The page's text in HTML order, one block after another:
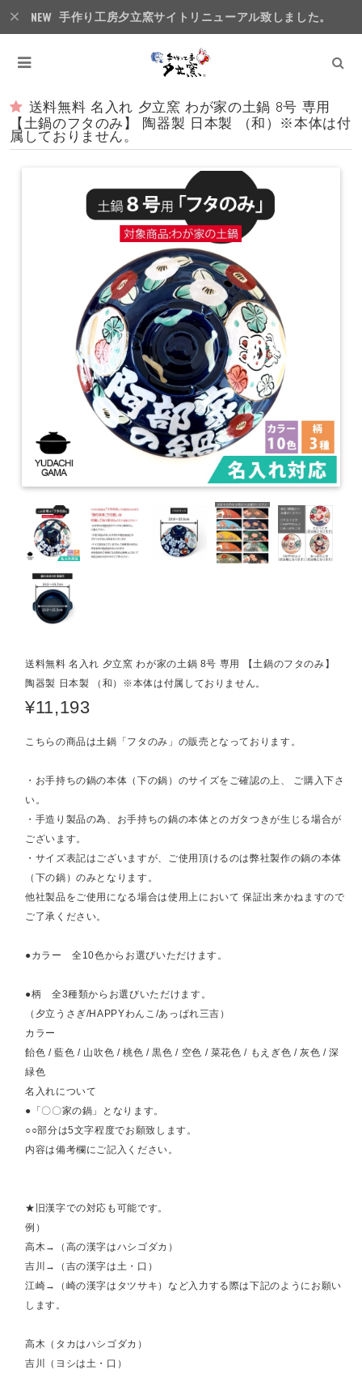
手作り工房夕立窯サイトリニューアル致しました。
送料無料 名入れ 夕立窯 わが家の土鍋 8号 専用
【土鍋のフタのみ】 陶器製 日本製 （和）※本体は付
属しておりません。
送料無料 名入れ 夕立窯 わが家の土鍋 8号 専用 【土鍋のフタのみ】
陶器製 日本製 （和）※本体は付属しておりません。
¥11,193
こちらの商品は土鍋「フタのみ」の販売となっております。
・お手持ちの鍋の本体（下の鍋）のサイズをご確認の上、 ご購入下さ
い。
・手造り製品の為、お手持ちの鍋の本体とのガタつきが生じる場合が
ございます。
・サイズ表記はございますが、ご使用頂けるのは弊社製作の鍋の本体
（下の鍋）のみとなります。
他社製品をご使用になる場合は使用上において 保証出来かねますので
ご了承ください。
●カラー 全10色からお選びいただけます。
●柄 全3種類からお選びいただけます。
（夕立うさぎ/HAPPYわんこ/あっぱれ三吉）
カラー
飴色 / 藍色 / 山吹色 / 桃色 / 黒色 / 空色 / 菜花色 / もえぎ色 / 灰色 / 深
緑色
名入れについて
●「〇〇家の鍋」となります。
○○部分は5文字程度でお願致します。
内容は備考欄にご記入ください。
★旧漢字での対応も可能です。
例）
高木→（高の漢字はハシゴダカ）
吉川→（吉の漢字は土・口）
江崎→（崎の漢字はタツサキ）など入力する際は下記のようにお願い
します。
高木（タカはハシゴダカ）
吉川（ヨシは土・口）